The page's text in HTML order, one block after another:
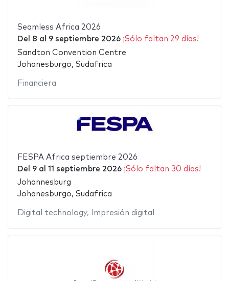
Seamless Africa 2026
Del 8 al 9 septiembre 2026 ¡Sólo faltan 29 días!
Sandton Convention Centre
Johanesburgo, Sudafrica
Financiera
FESPA Africa septiembre 2026
Del 9al 11 septiembre 2026 ¡Sólo faltan 30 días!
Johannesburg
Johanesburgo, Sudafrica
Digital technology, Impresión digital